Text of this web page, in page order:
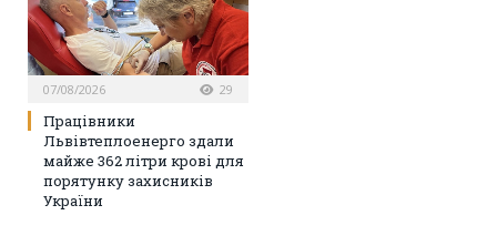
07/08/2026 29
Працівники
Львівтеплоенерго здали
майже 362 літри крові для
порятунку захисників
України